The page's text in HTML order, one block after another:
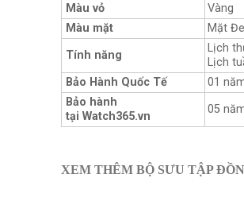
Màu vỏ
Vàng
Màu mặt
Mặt
Tính năng
Lịch
Lịch
Bảo Hành Quốc Tế
01
Bảo hành
tại Watch365.vn
05
XEM THÊM BỘ SƯU TẬP